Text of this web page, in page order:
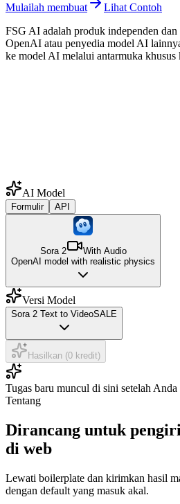
Mulailah membuat
Lihat Contoh
FSG AI adalah produk independen
OpenAI atau penyedia model AI
ke model AI melalui antarmuka khusus
AI Model
Formulir API
Sora 2
With Audio
OpenAI model with realistic physics
Versi Model
Sora 2 Text to VideoSALE
Hasilkan (0 kredit)
Tugas baru muncul di sini setelah
Tentang
Dirancang untuk
di web
Lewati boilerplate dan kirimkan hasil
dengan default yang masuk akal.